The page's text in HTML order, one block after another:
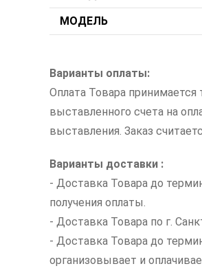
МОДЕЛЬ
Варианты оплаты:
Оплата Товара
выставленного счета на
выставления. Заказ
Варианты доставки :
- Доставка Товара до
получения оплаты.
- Доставка Товара по г.
- Доставка Товара до
организовывает и